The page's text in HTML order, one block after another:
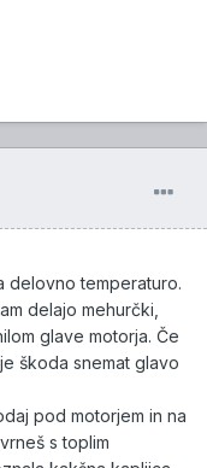
delovno temperaturo.
delajo mehurčki,
glave motorja. Če
škoda snemat glavo
pod motorjem in na
s toplim